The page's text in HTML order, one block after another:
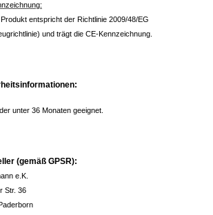
entspricht der Richtlinie 2009/48/EG
und trägt die CE-Kennzeichnung.
unter 36 Monaten geeignet.
(gemäß GPSR):
e.K.
Str. 36